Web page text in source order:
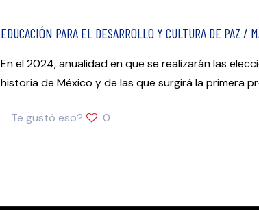
EDUCACIÓN PARA EL DESARROLLO Y CULTURA DE PAZ /
En el 2024, anualidad en que se realizarán las
historia de México y de las que surgirá la primera
Te gustó eso? 0